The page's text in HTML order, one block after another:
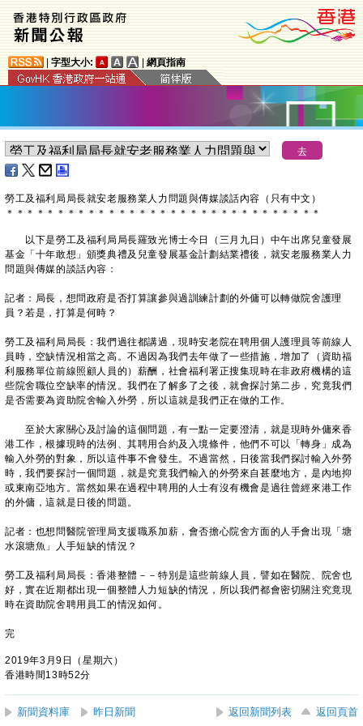
字型大小: 網頁指南
勞工及福利局局長就安老服務業人力問題與傳媒談話內容（只有中文）
＊ ＊ ＊ ＊ ＊ ＊ ＊ ＊ ＊ ＊ ＊ ＊ ＊ ＊ ＊ ＊ ＊ ＊ ＊ ＊ ＊ ＊ ＊ ＊ ＊ ＊ ＊ ＊ ＊ ＊ ＊
以下是勞工及福利局局長羅致光博士今日（三月九日）中午出席兒童發展
基金「十年敢想」頒獎典禮及兒童發展基金計劃結業禮後，就安老服務業人力
問題與傳媒的談話內容：
記者：局長，想問政府是否打算讓參與過訓練計劃的外傭可以轉做院舍護理
員？若是，打算是何時？
勞工及福利局局長：我們過往都講過，現時安老院在聘用個人護理員等前線人
員時，空缺情況相當之高。不過因為我們去年做了一些措施，增加了（資助福
利服務單位前線照顧人員的）薪酬，社會福利署正搜集現時在非政府機構的這
些院舍職位空缺率的情況。我們在了解多了之後，就會探討第二步，究竟我們
是否需要為資助院舍輸入外勞，所以這就是我們正在做的工作。
至於大家關心及討論的這個問題，有一點一定要澄清，就是現時外傭來香
港工作，根據現時的法例、其聘用合約及入境條件，他們不可以「轉身」成為
輸入外勞的對象，所以這件事不會發生。不過當然，日後當我們探討輸入外勞
時，我們要探討一個問題，就是究竟我們輸入的外勞來自甚麼地方，是內地抑
或東南亞地方。當然如果在過程中聘用的人士有沒有機會是過往曾經來港工作
的外傭，這就是日後的問題。
記者：也想問醫院管理局支援職系加薪，會否擔心院舍方面的人手會出現「塘
水滾塘魚」人手短缺的情況？
勞工及福利局局長：香港整體－－特別是這些前線人員，譬如在醫院、院舍也
好，實在近期都出現一個整體人力短缺的情況，所以我們都會密切關注究竟現
時在資助院舍聘用員工的情況如何。
完
2019年3月9日（星期六）
香港時間13時52分
新聞資料庫 昨日新聞 返回新聞列表 返回頁首